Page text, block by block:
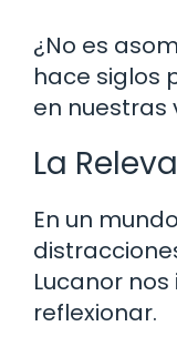
¿No es
hace siglos
en nuestras
La
En un
Lucanor
reflexionar.